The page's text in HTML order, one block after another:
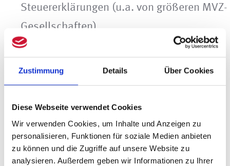
Zustimmung Details Über Cookies
Diese Webseite verwendet Cookies
Wir verwenden Cookies, um Inhalte und Anzeigen zu
personalisieren, Funktionen für soziale Medien anbieten
zu können und die Zugriffe auf unsere Website zu
analysieren. Außerdem geben wir Informationen zu Ihrer
Steuererklärungen (u.a. von größeren MVZ-
Gesellschaften)
Durchsicht von erstellten
Begleitung von Betriebsprüfungen und
Vertretung gegenüber Finanzbehörden
Analysen der KV-/KZV-Abrechnungen
sowie Umsatz- und Ertragsplanungen
Optional: Führung eines (virtuellen) Teams